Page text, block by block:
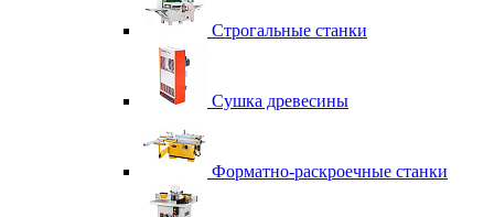
Строгальные станки
Сушка древесины
Форматно-раскроечные станки